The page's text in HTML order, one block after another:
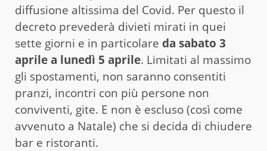
diffusione altissima del Covid. Per questo il
decreto prevederà divieti mirati in quei
sette giorni e in particolare da sabato 3
aprile a lunedì 5 aprile. Limitati al massimo
gli spostamenti, non saranno consentiti
pranzi, incontri con più persone non
conviventi, gite. E non è escluso (così come
avvenuto a Natale) che si decida di chiudere
bar e ristoranti.